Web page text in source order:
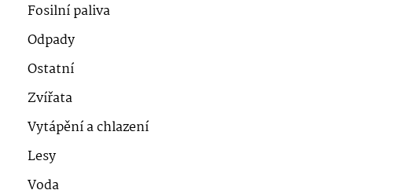
Fosilní paliva
Odpady
Ostatní
Zvířata
Vytápění a chlazení
Lesy
Voda